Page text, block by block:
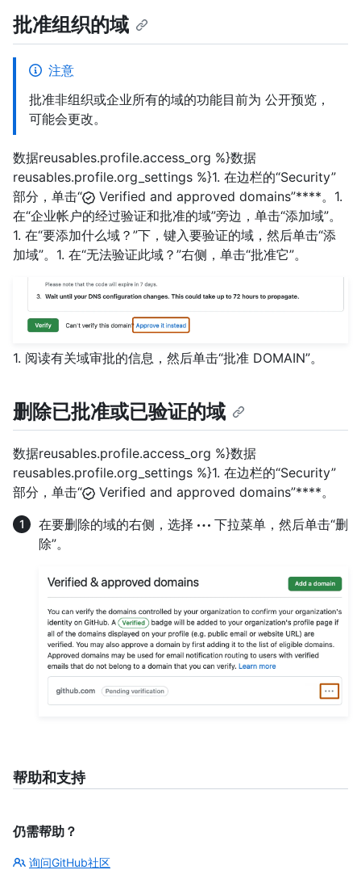
批准组织的域
注意
批准非组织或企业所有的域的功能目前为 公开预览，
可能会更改。
数据reusables.profile.access_org %}数据
reusables.profile.org_settings %}1. 在边栏的“Security”
部分，单击“
Verified and approved domains”****。1.
在“企业帐户的经过验证和批准的域”旁边，单击“添加域”。
1. 在“要添加什么域？”下，键入要验证的域，然后单击“添
加域”。1. 在“无法验证此域？”右侧，单击“批准它”。
1. 阅读有关域审批的信息，然后单击“批准 DOMAIN”。
删除已批准或已验证的域
数据reusables.profile.access_org %}数据
reusables.profile.org_settings %}1. 在边栏的“Security”
部分，单击“
Verified and approved domains”****。
在要删除的域的右侧，选择
下拉菜单，然后单击“删
除”。
帮助和支持
仍需帮助？
询问GitHub社区